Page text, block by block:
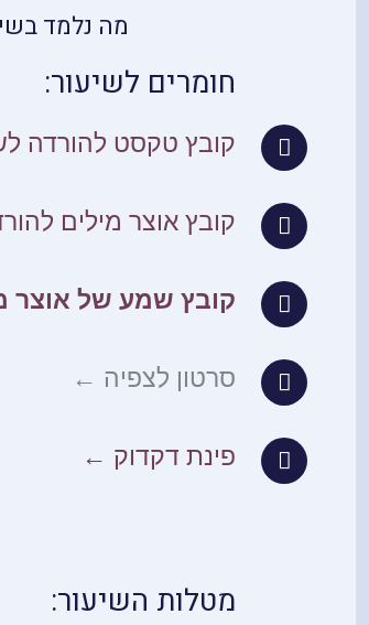
מה נלמד
חומרים לשיעור:
קובץ טקסט להורדה
קובץ אוצר מילים
קובץ שמע של אוצר
סרטון לצפיה ←
פינת דקדוק ←
מטלות השיעור: